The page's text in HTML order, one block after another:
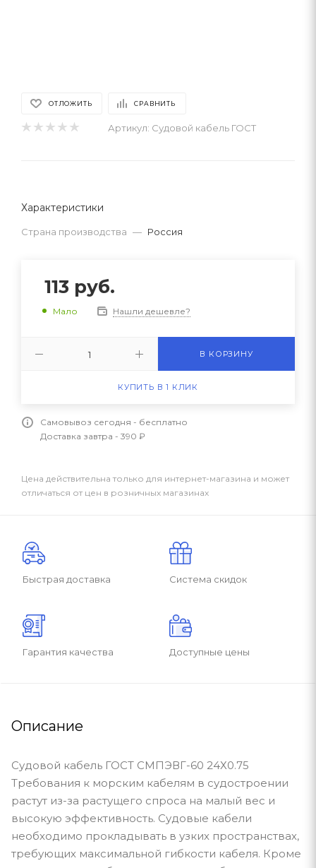
ОТЛОЖИТЬ СРАВНИТЬ
Артикул: Судовой кабель ГОСТ
Характеристики
Страна производства — Россия
113 руб.
Мало Нашли дешевле?
В КОРЗИНУ
КУПИТЬ В 1 КЛИК
Самовывоз сегодня - бесплатно
Доставка завтра - 390 ₽
Цена действительна только для интернет-магазина и может
отличаться от цен в розничных магазинах
Быстрая доставка Система скидок
Гарантия качества Доступные цены
Описание
Судовой кабель ГОСТ СМПЭВГ-60 24Х0.75
Требования к морским кабелям в судостроении
растут из-за растущего спроса на малый вес и
высокую эффективность. Судовые кабели
необходимо прокладывать в узких пространствах,
требующих максимальной гибкости кабеля. Кроме